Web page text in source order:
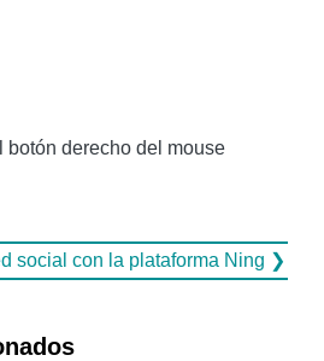
botón derecho del mouse
social con la plataforma Ning ❯